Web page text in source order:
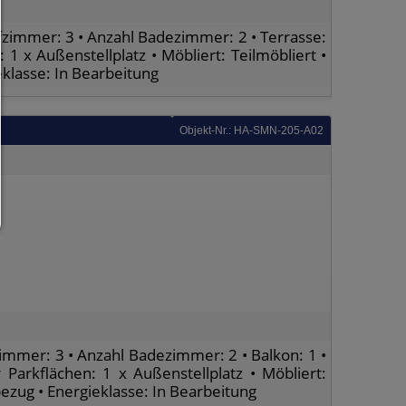
3 • Anzahl Badezimmer: 2 • Terrasse:
1 x Außenstellplatz • Möbliert: Teilmöbliert •
In Bearbeitung
Objekt-Nr.: HA-SMN-205-A02
3 • Anzahl Badezimmer: 2 • Balkon: 1 •
1 x Außenstellplatz • Möbliert:
• Energieklasse: In Bearbeitung
Sie können Ihre Cookie-Einstellung jederzeit hier ändern:
Cookie-Details| Datenschutz |Impressum